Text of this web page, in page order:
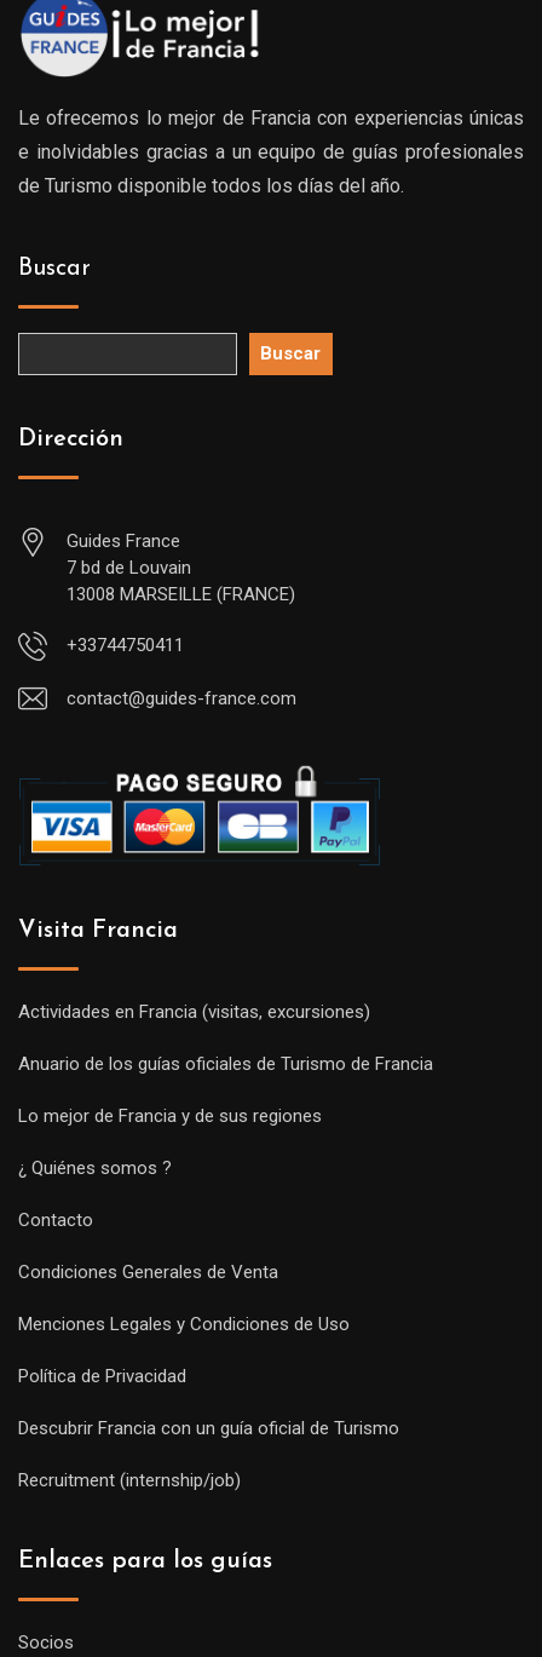
Le ofrecemos lo mejor de Francia con experiencias únicas
e inolvidables gracias a un equipo de guías profesionales
de Turismo disponible todos los días del año.
Buscar
Buscar
Dirección
Guides France
7 bd de Louvain
13008 MARSEILLE (FRANCE)
+33744750411
contact@guides-france.com
Visita Francia
Actividades en Francia (visitas, excursiones)
Anuario de los guías oficiales de Turismo de Francia
Lo mejor de Francia y de sus regiones
¿ Quiénes somos ?
Contacto
Condiciones Generales de Venta
Menciones Legales y Condiciones de Uso
Política de Privacidad
Descubrir Francia con un guía oficial de Turismo
Recruitment (internship/job)
Enlaces para los guías
Socios